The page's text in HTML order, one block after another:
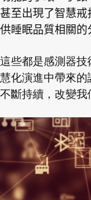
甚至出現了智慧
供睡眠品質相關的
這些都是感測器
慧化演進中帶來
不斷持續，改變我